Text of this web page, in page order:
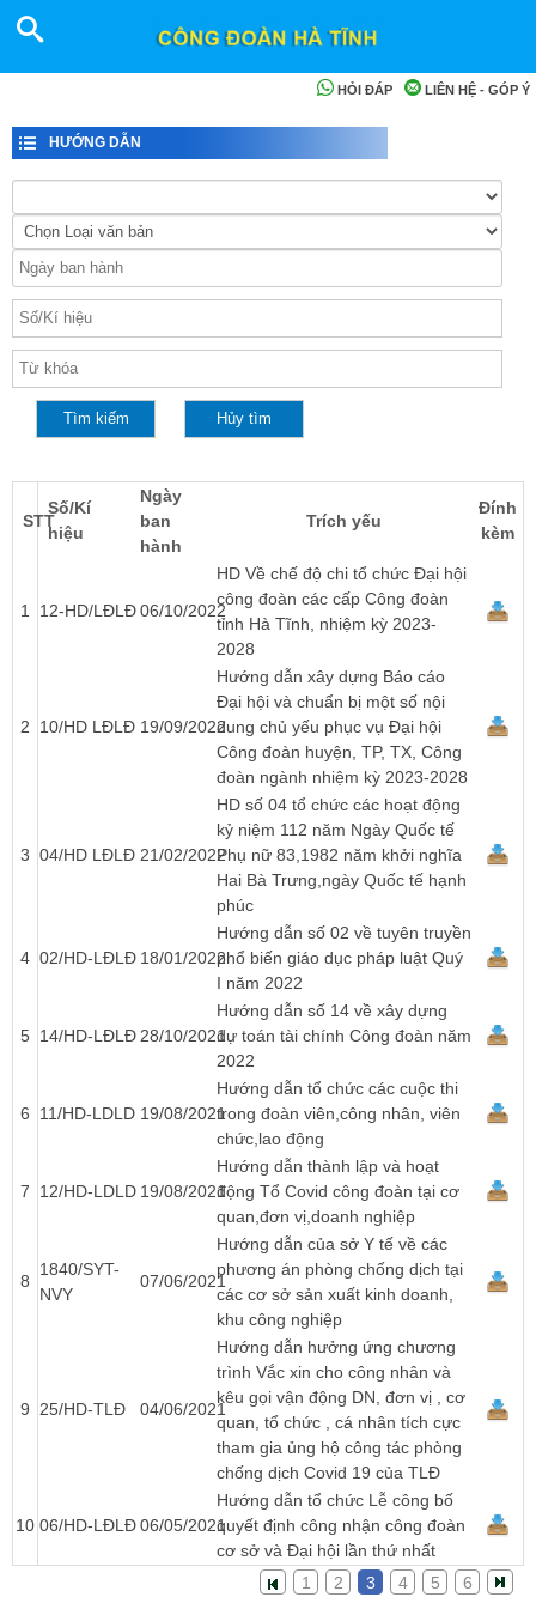
LIÊN HỆ - GÓP Ý
HỎI ĐÁP
HƯỚNG DẪN
STT
Số/Kí
hiệu
Ngày
ban
hành
Trích yếu
Đính
kèm
1 12-HD/LĐLĐ06/10/2022
HD Về chế độ chi tổ chức Đại hội
công đoàn các cấp Công đoàn
tỉnh Hà Tĩnh, nhiệm kỳ 2023-
2028
2 10/HD LĐLĐ 19/09/2022
Hướng dẫn xây dựng Báo cáo
Đại hội và chuẩn bị một số nội
dung chủ yếu phục vụ Đại hội
Công đoàn huyện, TP, TX, Công
đoàn ngành nhiệm kỳ 2023-2028
3 04/HD LĐLĐ 21/02/2022
HD số 04 tổ chức các hoạt động
kỷ niệm 112 năm Ngày Quốc tế
Phụ nữ 83,1982 năm khởi nghĩa
Hai Bà Trưng,ngày Quốc tế hạnh
phúc
4 02/HD-LĐLĐ 18/01/2022
Hướng dẫn số 02 về tuyên truyền
phổ biến giáo dục pháp luật Quý
I năm 2022
5 14/HD-LĐLĐ 28/10/2021
Hướng dẫn số 14 về xây dựng
dự toán tài chính Công đoàn năm
2022
6 11/HD-LDLD 19/08/2021
Hướng dẫn tổ chức các cuộc thi
trong đoàn viên,công nhân, viên
chức,lao động
7 12/HD-LDLD 19/08/2021
Hướng dẫn thành lập và hoạt
động Tổ Covid công đoàn tại cơ
quan,đơn vị,doanh nghiệp
8
1840/SYT-
NVY
07/06/2021
Hướng dẫn của sở Y tế về các
phương án phòng chống dịch tại
các cơ sở sản xuất kinh doanh,
khu công nghiệp
9 25/HD-TLĐ 04/06/2021
Hướng dẫn hưởng ứng chương
trình Vắc xin cho công nhân và
kêu gọi vận động DN, đơn vị , cơ
quan, tổ chức , cá nhân tích cực
tham gia ủng hộ công tác phòng
chống dịch Covid 19 của TLĐ
10 06/HD-LĐLĐ06/05/2021
Hướng dẫn tổ chức Lễ công bố
quyết định công nhận công đoàn
cơ sở và Đại hội lần thứ nhất
1
2 3 4 5 6